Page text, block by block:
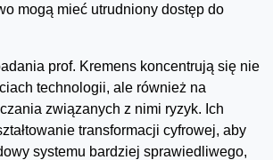
mogą mieć utrudniony dostęp do
prof. Kremens koncentrują się nie
technologii, ale również na
związanych z nimi ryzyk. Ich
transformacji cyfrowej, aby
systemu bardziej sprawiedliwego,